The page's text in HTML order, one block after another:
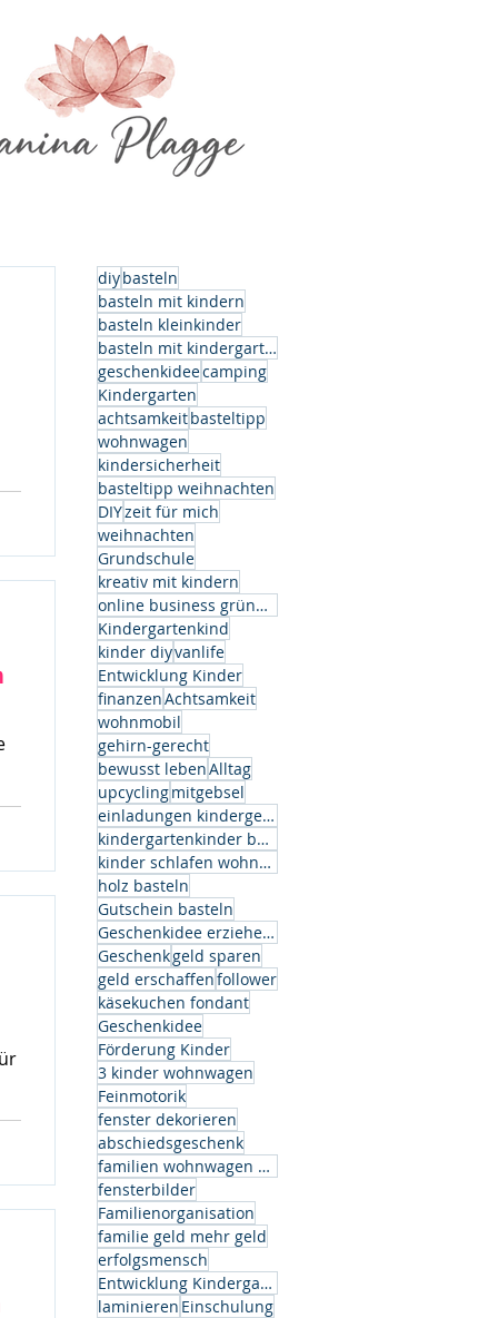
diybasteln
basteln mit kindern
basteln kleinkinder
basteln mit kindergartenkindern
geschenkideecamping
Kindergarten
achtsamkeitbasteltipp
wohnwagen
kindersicherheit
basteltipp weihnachten
DIYzeit für mich
weihnachten
Grundschule
kreativ mit kindern
online business gründen
Kindergartenkind
kinder diyvanlife
Entwicklung Kinder
finanzenAchtsamkeit
wohnmobil
gehirn-gerecht
bewusst lebenAlltag
upcyclingmitgebsel
einladungen kindergeburtstag
kindergartenkinder basteln
kinder schlafen wohnwagen
holz basteln
Gutschein basteln
Geschenkidee erzieherin
Geschenkgeld sparen
geld erschaffenfollower
käsekuchen fondant
Geschenkidee
Förderung Kinder
3 kinder wohnwagen
Feinmotorik
fenster dekorieren
abschiedsgeschenk
familien wohnwagen modell
fensterbilder
Familienorganisation
familie geld mehr geld
erfolgsmensch
Entwicklung Kindergarten
laminieren Einschulung